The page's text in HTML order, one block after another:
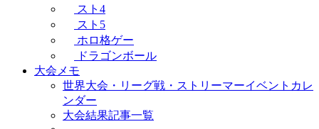
スト4
スト5
ホロ格ゲー
ドラゴンボール
大会メモ
世界大会・リーグ戦・ストリーマーイベントカレ
ンダー
大会結果記事一覧